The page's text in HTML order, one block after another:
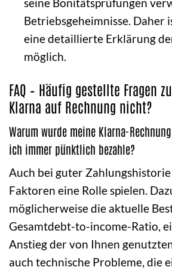
Betriebsgeheimnisse. Daher
eine detaillierte Erklärung
möglich.
FAQ – Häufig gestellte Fragen
Klarna auf Rechnung nicht?
Warum wurde meine Klarna-
ich immer pünktlich bezahle?
Auch bei guter
Faktoren eine Rolle spielen.
möglicherweise die aktuelle
Gesamtdebt-to-income-Ratio,
Anstieg der von Ihnen
auch technische Probleme, die